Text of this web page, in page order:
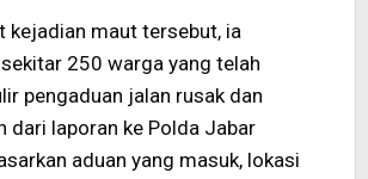
kejadian maut tersebut, ia
250 warga yang telah
pengaduan jalan rusak dan
dari laporan ke Polda Jabar
aduan yang masuk, lokasi